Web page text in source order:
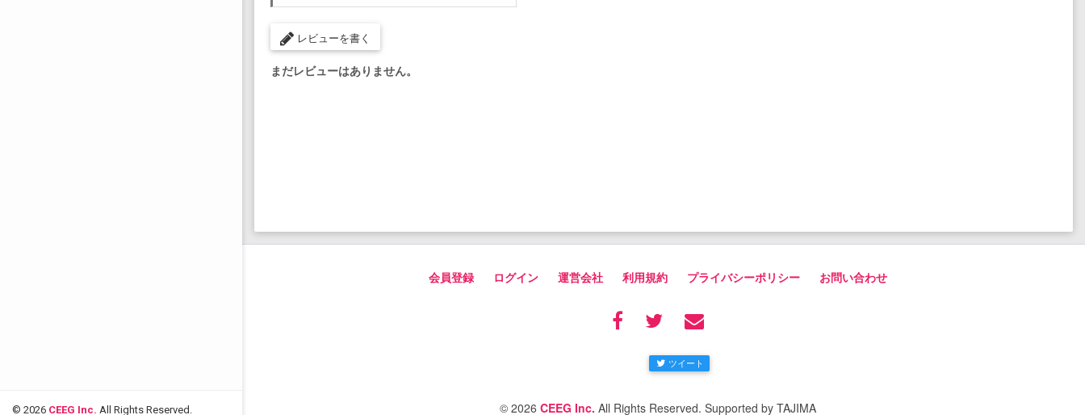
© 2026 CEEG Inc. All Rights Reserved.
レビューを書く
まだレビューはありません。
会員登録 ログイン 運営会社 利用規約 プライバシーポリシー お問い合わせ
ツイート
© 2026 CEEG Inc. All Rights Reserved. Supported by TAJIMA